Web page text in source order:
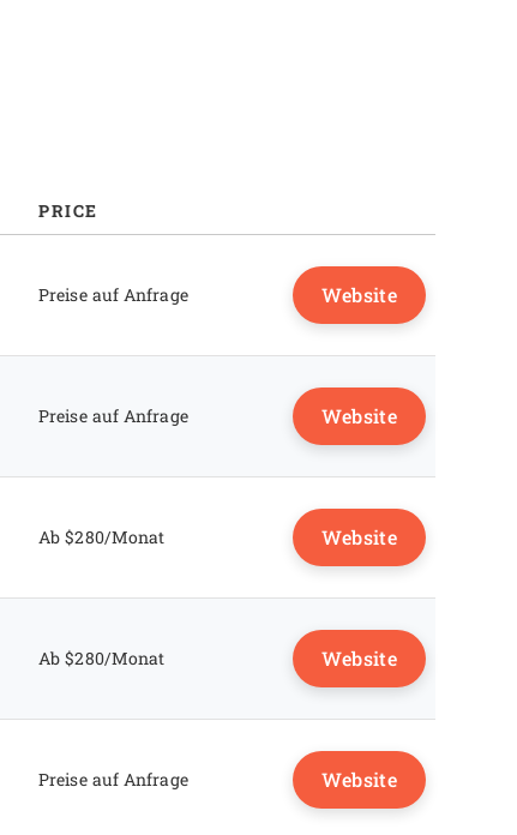
PRICE
Preise auf Anfrage Website
Preise auf Anfrage Website
Ab $280/Monat Website
Ab $280/Monat Website
Preise auf Anfrage Website